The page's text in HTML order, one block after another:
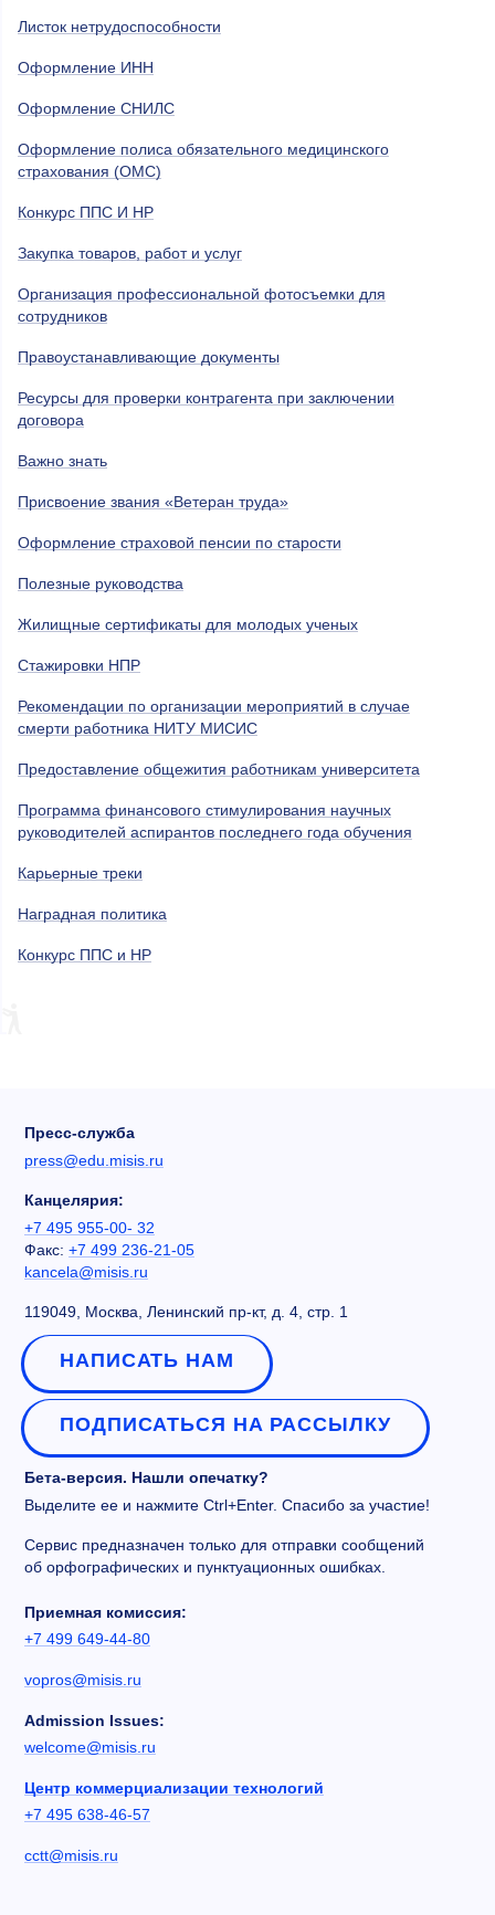
Листок нетрудоспособности
Оформление ИНН
Оформление СНИЛС
Оформление полиса обязательного медицинского
страхования (ОМС)
Конкурс ППС И НР
Закупка товаров, работ и услуг
Организация профессиональной фотосъемки для
сотрудников
Правоустанавливающие документы
Ресурсы для проверки контрагента при заключении
договора
Важно знать
Присвоение звания «Ветеран труда»
Оформление страховой пенсии по старости
Полезные руководства
Жилищные сертификаты для молодых ученых
Стажировки НПР
Рекомендации по организации мероприятий в случае
смерти работника НИТУ МИСИС
Предоставление общежития работникам университета
Программа финансового стимулирования научных
руководителей аспирантов последнего года обучения
Карьерные треки
Наградная политика
Конкурс ППС и НР
Пресс-служба
press@edu.misis.ru
Канцелярия:
+7 495 955-00- 32
Факс: +7 499 236-21-05
kancela@misis.ru
119049, Москва, Ленинский пр-кт, д. 4, стр. 1
НАПИСАТЬ НАМ
ПОДПИСАТЬСЯ НА РАССЫЛКУ
Бета-версия. Нашли опечатку?
Выделите ее и нажмите Ctrl+Enter. Спасибо за участие!
Сервис предназначен только для отправки сообщений
об орфографических и пунктуационных ошибках.
Приемная комиссия:
+7 499 649-44-80
vopros@misis.ru
Admission Issues:
welcome@misis.ru
Центр коммерциализации технологий
+7 495 638-46-57
cctt@misis.ru